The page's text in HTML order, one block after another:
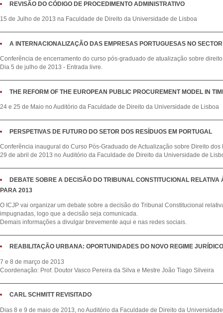
REVISÃO DO CÓDIGO DE PROCEDIMENTO ADMINISTRATIVO
15 de Julho de 2013 na Faculdade de Direito da Universidade de Lisboa
A INTERNACIONALIZAÇÃO DAS EMPRESAS PORTUGUESAS NO
Conferência de encerramento do curso pós-graduado de atualização sobre
Dia 5 de julho de 2013 - Entrada livre.
THE REFORM OF THE EUROPEAN PUBLIC PROCUREMENT MODEL IN
24 e 25 de Maio no Auditório da Faculdade de Direito da Universidade de Lisboa
PERSPETIVAS DE FUTURO DO SETOR DOS RESÍDUOS EM PORTUGAL
Conferência inaugural do Curso Pós-Graduado de Actualização sobre Direito dos
29 de abril de 2013 no Auditório da Faculdade de Direito da Universidade de
DEBATE SOBRE A DECISÃO DO TRIBUNAL CONSTITUCIONAL RELATIVA
PARA 2013
O ICJP vai organizar um debate sobre a decisão do Tribunal Constitucional
impugnadas, logo que a decisão seja comunicada.
Demais informações a divulgar brevemente aqui e nas redes sociais.
REABILITAÇÃO URBANA: OPORTUNIDADES DO NOVO REGIME
7 e 8 de março de 2013
Coordenação: Prof. Doutor Vasco Pereira da Silva e Mestre João Tiago Silveira
CARL SCHMITT REVISITADO
Dias 8 e 9 de maio de 2013, no Auditório da Faculdade de Direito da